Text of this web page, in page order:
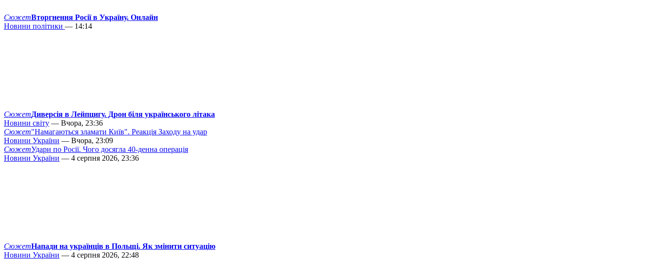
СюжетВторгнення Росії в Україну. Онлайн
Новини політики — 14:14
СюжетДиверсія в Лейпцигу. Дрон біля українського літака
Новини світу — Вчора, 23:36
Сюжет"Намагаються зламати Київ". Реакція Заходу на удар
Новини України — Вчора, 23:09
СюжетУдари по Росії. Чого досягла 40-денна операція
Новини України — 4 серпня 2026, 23:36
СюжетНапади на українців в Польщі. Як змінити ситуацію
Новини України — 4 серпня 2026, 22:48